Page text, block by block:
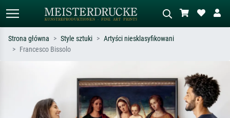
Monet, Gwiaździsta noc,
impresjonizm, fala Hokusaia, akt.
Opisz scenę – np. zielona łąka,
abstrakcja z czerwienią, ciemny olej,
stojący akt obok drzewa.
Strona główna Style sztuki
Artyści niesklasyfikowani
Francesco Bissolo